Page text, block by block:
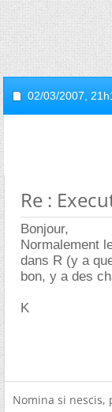
02/03/2007,
Re :
Bonjour,
Normalement
dans R (y a
bon, y a des
K
Nomina si